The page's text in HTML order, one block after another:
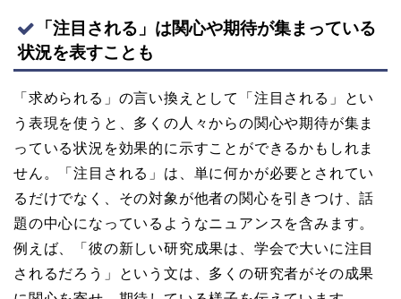
「注目される」は関心や期待が集まっている
状況を表すことも
「求められる」の言い換えとして「注目される」とい
う表現を使うと、多くの人々からの関心や期待が集ま
っている状況を効果的に示すことができるかもしれま
せん。「注目される」は、単に何かが必要とされてい
るだけでなく、その対象が他者の関心を引きつけ、話
題の中心になっているようなニュアンスを含みます。
例えば、「彼の新しい研究成果は、学会で大いに注目
されるだろう」という文は、多くの研究者がその成果